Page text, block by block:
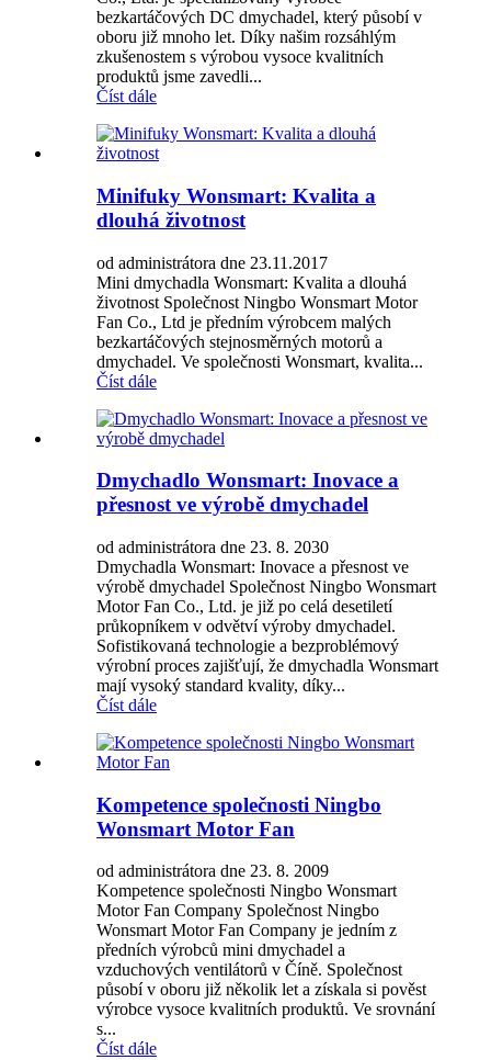
bezkartáčových DC dmychadel, který působí v
oboru již mnoho let. Díky našim rozsáhlým
zkušenostem s výrobou vysoce kvalitních
produktů jsme zavedli...
Číst dále
Minifuky Wonsmart: Kvalita a
dlouhá životnost
od administrátora dne 23.11.2017
Mini dmychadla Wonsmart: Kvalita a dlouhá
životnost Společnost Ningbo Wonsmart Motor
Fan Co., Ltd je předním výrobcem malých
bezkartáčových stejnosměrných motorů a
dmychadel. Ve společnosti Wonsmart, kvalita...
Číst dále
Dmychadlo Wonsmart: Inovace a
přesnost ve výrobě dmychadel
od administrátora dne 23. 8. 2030
Dmychadla Wonsmart: Inovace a přesnost ve
výrobě dmychadel Společnost Ningbo Wonsmart
Motor Fan Co., Ltd. je již po celá desetiletí
průkopníkem v odvětví výroby dmychadel.
Sofistikovaná technologie a bezproblémový
výrobní proces zajišťují, že dmychadla Wonsmart
mají vysoký standard kvality, díky...
Číst dále
Kompetence společnosti Ningbo
Wonsmart Motor Fan
od administrátora dne 23. 8. 2009
Kompetence společnosti Ningbo Wonsmart
Motor Fan Company Společnost Ningbo
Wonsmart Motor Fan Company je jedním z
předních výrobců mini dmychadel a
vzduchových ventilátorů v Číně. Společnost
působí v oboru již několik let a získala si pověst
výrobce vysoce kvalitních produktů. Ve srovnání
s...
Číst dále